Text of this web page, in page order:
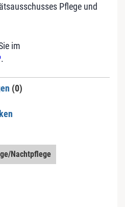
Pflege und
im
.
(0)
Nachtpflege